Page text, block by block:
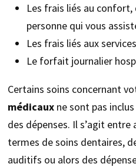
Les frais liés au confort,
personne qui vous
Les frais liés aux
Le forfait journalier
Certains soins concernant
médicauxne sont pas
des dépenses. Il s’agit
termes de soins dentaires,
auditifs ou alors des